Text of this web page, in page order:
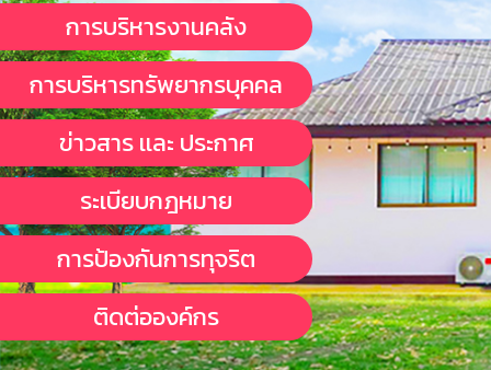
การบริหารงานคลัง
การบริหารทรัพยากรบุคคล
ข่าวสาร เเละ ประกาศ
ระเบียบกฎหมาย
การป้องกันการทุจริต
ติดต่อองค์กร